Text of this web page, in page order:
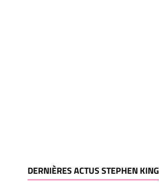
DERNIÈRES ACTUS STEPHEN KING